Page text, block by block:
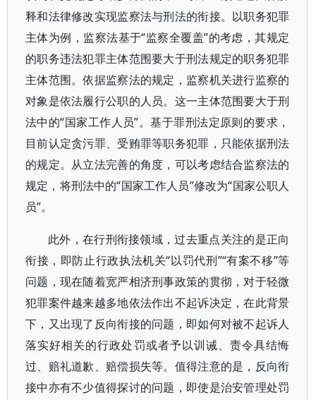
释和法律修改实现监察法与刑法的衔接。以职务犯罪
主体为例，监察法基于“监察全覆盖”的考虑，其规定
的职务违法犯罪主体范围要大于刑法规定的职务犯罪
主体范围。依据监察法的规定，监察机关进行监察的
对象是依法履行公职的人员。这一主体范围要大于刑
法中的“国家工作人员”。基于罪刑法定原则的要求，
目前认定贪污罪、受贿罪等职务犯罪，只能依据刑法
的规定。从立法完善的角度，可以考虑结合监察法的
规定，将刑法中的“国家工作人员”修改为“国家公职人
员”。
此外，在行刑衔接领域，过去重点关注的是正向
衔接，即防止行政执法机关“以罚代刑”“有案不移”等
问题，现在随着宽严相济刑事政策的贯彻，对于轻微
犯罪案件越来越多地依法作出不起诉决定，在此背景
下，又出现了反向衔接的问题，即如何对被不起诉人
落实好相关的行政处罚或者予以训诫、责令具结悔
过、赔礼道歉、赔偿损失等。值得注意的是，反向衔
接中亦有不少值得探讨的问题，即使是治安管理处罚